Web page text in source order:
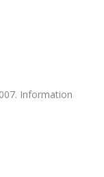
Information